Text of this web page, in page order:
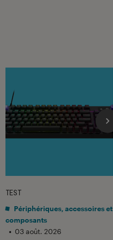
TEST
Périphériques, accessoires et
composants
• 03 août. 2026